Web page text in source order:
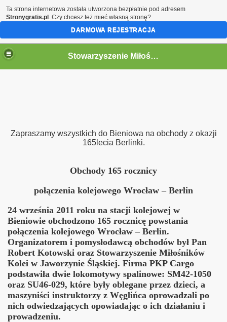
Stowarzyszenie Miłośników Kolei w Jaworzynie Śląskiej.
Zapraszamy wszystkich do Bieniowa na obchody z okazji
165lecia Berlinki.
Obchody 165 rocznicy
połączenia kolejowego Wrocław – Berlin
24 września 2011 roku na stacji kolejowej w
Bieniowie obchodzono 165 rocznicę powstania
połączenia kolejowego Wrocław – Berlin.
Organizatorem i pomysłodawcą obchodów był Pan
Robert Kotowski oraz Stowarzyszenie Miłośników
Kolei w Jaworzynie Śląskiej. Firma PKP Cargo
podstawiła dwie lokomotywy spalinowe: SM42-1050
oraz SU46-029, które były oblegane przez dzieci, a
maszyniści instruktorzy z Węglińca oprowadzali po
nich odwiedzających opowiadając o ich działaniu i
prowadzeniu.
"Historia i Współczesność"
dawnej magistrali kolejowej Berlin - Wrocław w
Śląska - Kamieniec Ząbkowicki - Nysa oraz Nysa
Ta strona internetowa została utworzona bezpłatnie pod adresem
Stronygratis.pl . Czy chcesz też mieć własną stronę?
DARMOWA REJESTRACJA